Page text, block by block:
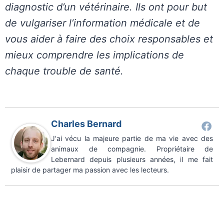
diagnostic d’un vétérinaire. Ils ont pour but
de vulgariser l’information médicale et de
vous aider à faire des choix responsables et
mieux comprendre les implications de
chaque trouble de santé.
Charles Bernard
J'ai vécu la majeure partie de ma vie avec des
animaux de compagnie. Propriétaire de
Lebernard depuis plusieurs années, il me fait
plaisir de partager ma passion avec les lecteurs.